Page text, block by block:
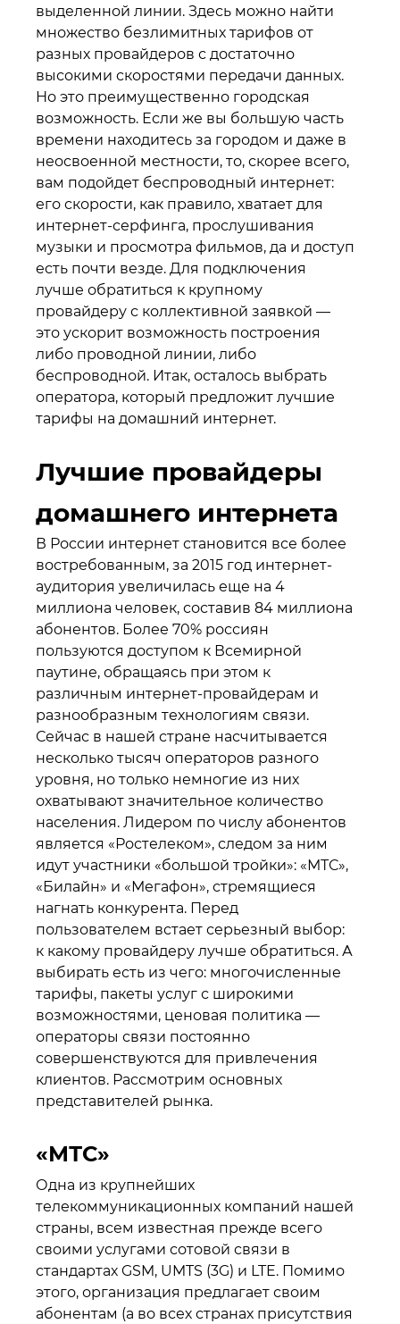
выделенной линии. Здесь можно найти
множество безлимитных тарифов от
разных провайдеров с достаточно
высокими скоростями передачи данных.
Но это преимущественно городская
возможность. Если же вы большую часть
времени находитесь за городом и даже в
неосвоенной местности, то, скорее всего,
вам подойдет беспроводный интернет:
его скорости, как правило, хватает для
интернет-серфинга, прослушивания
музыки и просмотра фильмов, да и доступ
есть почти везде. Для подключения
лучше обратиться к крупному
провайдеру с коллективной заявкой —
это ускорит возможность построения
либо проводной линии, либо
беспроводной. Итак, осталось выбрать
оператора, который предложит лучшие
тарифы на домашний интернет.
Лучшие провайдеры
домашнего интернета
В России интернет становится все более
востребованным, за 2015 год интернет-
аудитория увеличилась еще на 4
миллиона человек, составив 84 миллиона
абонентов. Более 70% россиян
пользуются доступом к Всемирной
паутине, обращаясь при этом к
различным интернет-провайдерам и
разнообразным технологиям связи.
Сейчас в нашей стране насчитывается
несколько тысяч операторов разного
уровня, но только немногие из них
охватывают значительное количество
населения. Лидером по числу абонентов
является «Ростелеком», следом за ним
идут участники «большой тройки»: «МТС»,
«Билайн» и «Мегафон», стремящиеся
нагнать конкурента. Перед
пользователем встает серьезный выбор:
к какому провайдеру лучше обратиться. А
выбирать есть из чего: многочисленные
тарифы, пакеты услуг с широкими
возможностями, ценовая политика —
операторы связи постоянно
совершенствуются для привлечения
клиентов. Рассмотрим основных
представителей рынка.
«МТС»
Одна из крупнейших
телекоммуникационных компаний нашей
страны, всем известная прежде всего
своими услугами сотовой связи в
стандартах GSM, UMTS (3G) и LTE. Помимо
этого, организация предлагает своим
абонентам (а во всех странах присутствия